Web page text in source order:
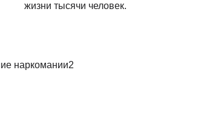
жизни тысячи человек.